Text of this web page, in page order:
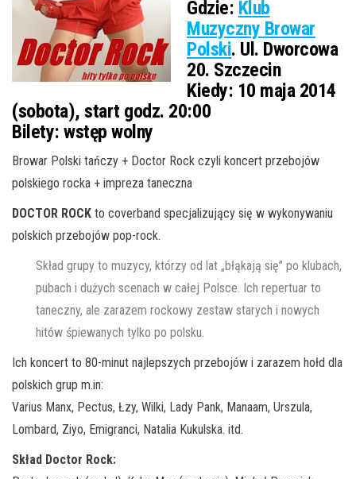
Gdzie: Klub
Muzyczny Browar
Polski. Ul. Dworcowa
20. Szczecin
Kiedy: 10 maja 2014
(sobota), start godz. 20:00
Bilety: wstęp wolny
Browar Polski tańczy + Doctor Rock czyli koncert przebojów
polskiego rocka + impreza taneczna
DOCTOR ROCK to coverband specjalizujący się w wykonywaniu
polskich przebojów pop-rock.
Skład grupy to muzycy, którzy od lat „błąkają się” po klubach,
pubach i dużych scenach w całej Polsce. Ich repertuar to
taneczny, ale zarazem rockowy zestaw starych i nowych
hitów śpiewanych tylko po polsku.
Ich koncert to 80-minut najlepszych przebojów i zarazem hołd dla
polskich grup m.in:
Varius Manx, Pectus, Łzy, Wilki, Lady Pank, Manaam, Urszula,
Lombard, Ziyo, Emigranci, Natalia Kukulska. itd.
Skład Doctor Rock: